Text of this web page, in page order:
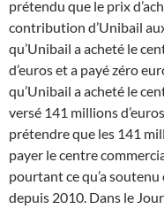
prétendu que le prix
contribution d’Unibail
qu’Unibail a acheté le
d’euros et a payé zéro
qu’Unibail a acheté le
versé 141 millions
prétendre que les 141
payer le centre
pourtant ce qu’a
depuis 2010. Dans le